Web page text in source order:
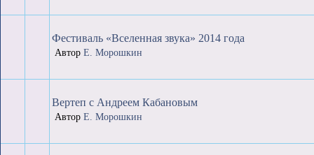
Фестиваль «Вселенная звука» 2014 года
Автор Е. Морошкин
Вертеп с Андреем Кабановым
Автор Е. Морошкин